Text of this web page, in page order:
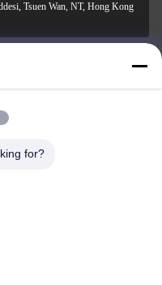
Tsuen Wan, NT, Hong Kong
for?